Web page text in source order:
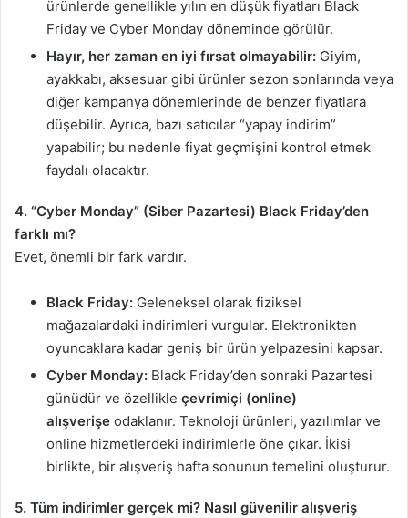
ürünlerde genellikle yılın en düşük fiyatları Black
Friday ve Cyber Monday döneminde görülür.
Hayır, her zaman en iyi fırsat olmayabilir: Giyim,
ayakkabı, aksesuar gibi ürünler sezon sonlarında veya
diğer kampanya dönemlerinde de benzer fiyatlara
düşebilir. Ayrıca, bazı satıcılar “yapay indirim”
yapabilir; bu nedenle fiyat geçmişini kontrol etmek
faydalı olacaktır.
4. “Cyber Monday” (Siber Pazartesi) Black Friday’den
farklı mı?
Evet, önemli bir fark vardır.
Black Friday: Geleneksel olarak fiziksel
mağazalardaki indirimleri vurgular. Elektronikten
oyuncaklara kadar geniş bir ürün yelpazesini kapsar.
Cyber Monday: Black Friday’den sonraki Pazartesi
günüdür ve özellikle çevrimiçi (online)
alışverişe odaklanır. Teknoloji ürünleri, yazılımlar ve
online hizmetlerdeki indirimlerle öne çıkar. İkisi
birlikte, bir alışveriş hafta sonunun temelini oluşturur.
5. Tüm indirimler gerçek mi? Nasıl güvenilir alışveriş